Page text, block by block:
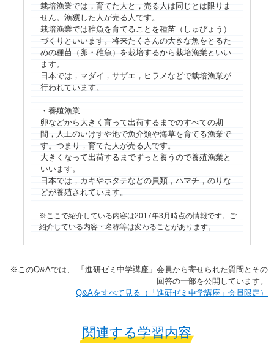
栽培漁業では，育てた人と，売る人は同じとは限りま
せん。漁獲した人が売る人です。
栽培漁業では稚魚を育てることを種苗（しゅびょう）
づくりといいます。将来たくさんの大きな魚をとるた
めの種苗（卵・稚魚）を栽培するから栽培漁業といい
ます。
日本では，マダイ，サザエ，ヒラメなどで栽培漁業が
行われています。
・養殖漁業
卵などから大きく育って出荷するまでのすべての期
間，人工のいけすや池で魚介類や海草を育てる漁業で
す。つまり，育てた人が売る人です。
大きくなって出荷するまでずっと養うので養殖漁業と
いいます。
日本では，カキやホタテなどの貝類，ハマチ，のりな
どが養殖されています。
ここで紹介している内容は2017年3月時点の情報です。ご
紹介している内容・名称等は変わることがあります。
※​このQ&Aでは、​ 「進研ゼミ中学講座」​会員から寄せられた質問とその
回答の一部を公開しています。​
​​Q&Aをすべて見る（「進研ゼミ中学講座」会員限定）
関連する学習内容